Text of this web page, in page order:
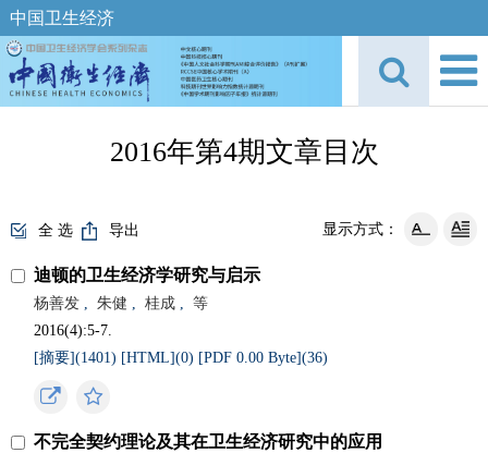
中国卫生经济
2016年第4期文章目次
全 选 导出 显示方式：
迪顿的卫生经济学研究与启示
杨善发 , 朱健 , 桂成 ,
等
2016(4):5-7.
[摘要](1401) [HTML](0) [PDF 0.00 Byte](36)
不完全契约理论及其在卫生经济研究中的应用